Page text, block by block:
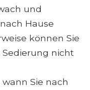
und
Hause
können Sie
nicht
Sie nach